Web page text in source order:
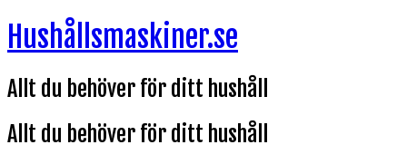
Hoppa
till
Hushållsmaskiner.se
Allt du behöver för ditt hushåll
Allt du behöver för ditt hushåll